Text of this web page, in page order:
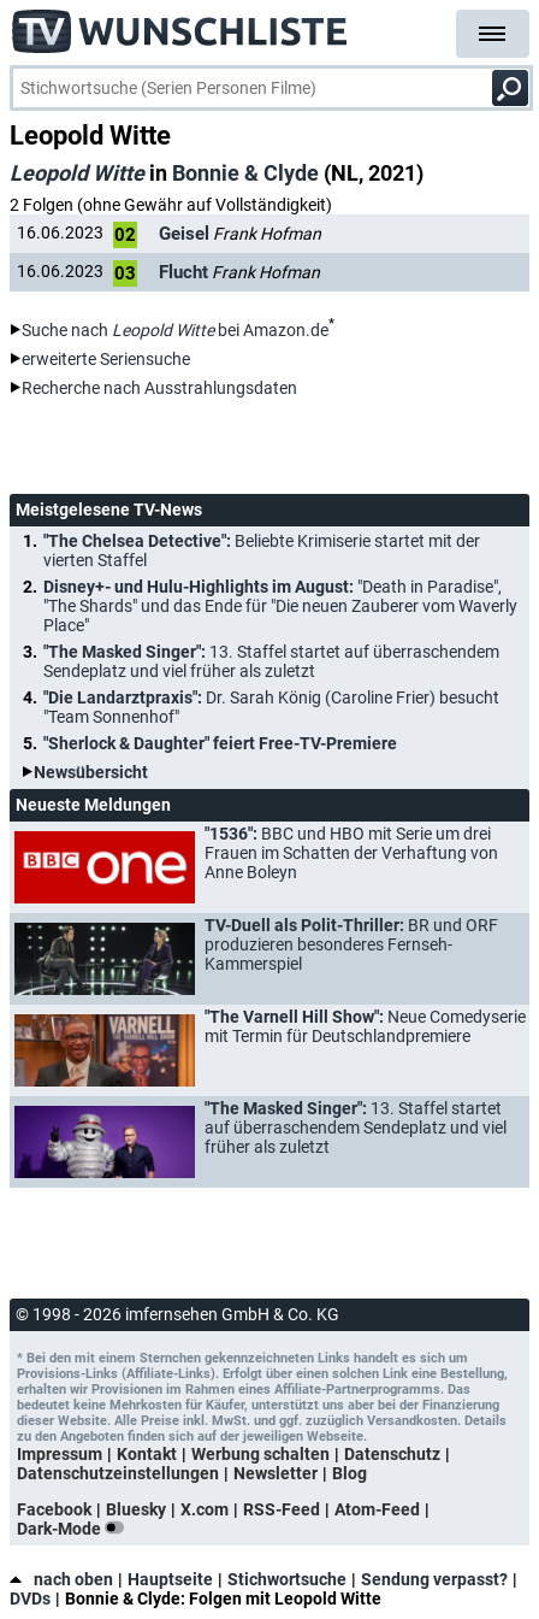
Leopold Witte
Leopold Wittein Bonnie & Clyde (NL, 2021)
2 Folgen (ohne Gewähr auf Vollständigkeit)
16.06.2023
02 Geisel Frank Hofman
16.06.2023
03 Flucht Frank Hofman
Suche nach Leopold Wittebei Amazon.de*
erweiterte Seriensuche
Recherche nach Ausstrahlungsdaten
Meistgelesene TV-News
"The Chelsea Detective": Beliebte Krimiserie startet mit der
vierten Staffel
Disney+- und Hulu-Highlights im August: "Death in Paradise",
"The Shards" und das Ende für "Die neuen Zauberer vom Waverly
Place"
"The Masked Singer": 13. Staffel startet auf überraschendem
Sendeplatz und viel früher als zuletzt
"Die Landarztpraxis": Dr. Sarah König (Caroline Frier) besucht
"Team Sonnenhof"
"Sherlock & Daughter" feiert Free-TV-Premiere
Newsübersicht
Neueste Meldungen
"1536": BBC und HBO mit Serie um drei
Frauen im Schatten der Verhaftung von
Anne Boleyn
TV-Duell als Polit-Thriller: BR und ORF
produzieren besonderes Fernseh-
Kammerspiel
"The Varnell Hill Show": Neue Comedyserie
mit Termin für Deutschlandpremiere
"The Masked Singer": 13. Staffel startet
auf überraschendem Sendeplatz und viel
früher als zuletzt
© 1998 - 2026 imfernsehen GmbH & Co. KG
* Bei den mit einem Sternchen gekennzeichneten Links handelt es sich um
Provisions-Links (Affiliate-Links). Erfolgt über einen solchen Link eine Bestellung,
erhalten wir Provisionen im Rahmen eines Affiliate-Partnerprogramms. Das
bedeutet keine Mehrkosten für Käufer, unterstützt uns aber bei der Finanzierung
dieser Website. Alle Preise inkl. MwSt. und ggf. zuzüglich Versandkosten. Details
zu den Angeboten finden sich auf der jeweiligen Webseite.
Impressum Kontakt Werbung schalten
Datenschutz
Datenschutzeinstellungen
Newsletter
Blog
Facebook
Bluesky X.com RSS-Feed
Atom-Feed
Dark-Mode
nach oben Hauptseite Stichwortsuche
Sendung verpasst?
DVDs
Bonnie & Clyde: Folgen mit Leopold Witte